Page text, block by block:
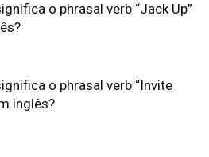
o phrasal verb “Jack Up”
o phrasal verb “Invite
inglês?